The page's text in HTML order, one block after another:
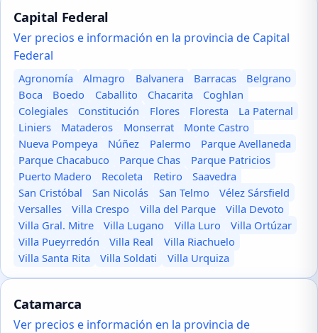
Capital Federal
Ver precios e información en la provincia de Capital
Federal
Agronomía Almagro Balvanera Barracas
Belgrano
Boca
Boedo Caballito Chacarita
Coghlan
Colegiales
Constitución Flores Floresta
La Paternal
Liniers
Mataderos Monserrat
Monte Castro
Nueva Pompeya
Núñez Palermo
Parque Avellaneda
Parque Chacabuco
Parque Chas
Parque Patricios
Puerto Madero
Recoleta Retiro
Saavedra
San Cristóbal
San Nicolás San Telmo
Vélez Sársfield
Versalles
Villa Crespo Villa del Parque
Villa Devoto
Villa Gral. Mitre
Villa Lugano Villa Luro
Villa Ortúzar
Villa Pueyrredón
Villa Real
Villa Riachuelo
Villa Santa Rita
Villa Soldati Villa Urquiza
Catamarca
Ver precios e información en la provincia de